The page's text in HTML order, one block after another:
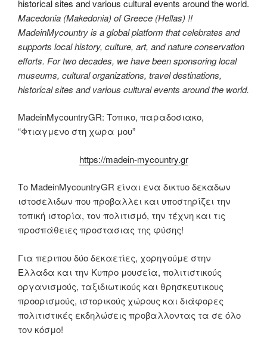
Macedonia (Makedonia) of Greece (Hellas) !!
MadeinMycountry is a global platform that celebrates and
supports local history, culture, art, and nature conservation
efforts. For two decades, we have been sponsoring local
museums, cultural organizations, travel destinations,
historical sites and various cultural events around the world.
MadeinMycountryGR: Τοπικο, παραδοσιακο,
“Φτιαγμενο στη χωρα μου”
https://madein-mycountry.gr
Το MadeinMycountryGR είναι ενα δικτυο δεκαδων
ιστοσελιδων που προβαλλει και υποστηρίζει την
τοπική ιστορία, τον πολιτισμό, την τέχνη και τις
προσπάθειες προστασιας της φύσης!
Για περιπου δύο δεκαετίες, χορηγούμε στην
Ελλαδα και την Κυπρο μουσεία, πολιτιστικούς
οργανισμούς, ταξιδιωτικούς και θρησκευτικους
προορισμούς, ιστορικούς χώρους και διάφορες
πολιτιστικές εκδηλώσεις προβαλλοντας τα σε όλο
τον κόσμο!